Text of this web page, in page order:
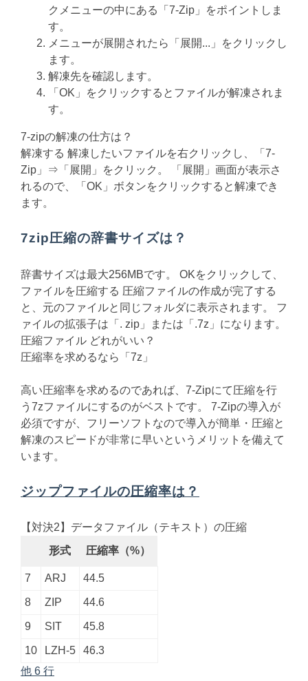
クメニューの中にある「7-Zip」をポイントしま
す。
メニューが展開されたら「展開...」をクリックし
ます。
解凍先を確認します。
「OK」をクリックするとファイルが解凍されま
す。
7-zipの解凍の仕方は？
解凍する 解凍したいファイルを右クリックし、「7-
Zip」⇒「展開」をクリック。 「展開」画面が表示さ
れるので、「OK」ボタンをクリックすると解凍でき
ます。
7zip圧縮の辞書サイズは？
辞書サイズは最大256MBです。 OKをクリックして、
ファイルを圧縮する 圧縮ファイルの作成が完了する
と、元のファイルと同じフォルダに表示されます。 フ
ァイルの拡張子は「. zip」または「.7z」になります。
圧縮ファイル どれがいい？
圧縮率を求めるなら「7z」
高い圧縮率を求めるのであれば、7-Zipにて圧縮を行
う7zファイルにするのがベストです。 7-Zipの導入が
必須ですが、フリーソフトなので導入が簡単・圧縮と
解凍のスピードが非常に早いというメリットを備えて
います。
ジップファイルの圧縮率は？
【対決2】データファイル（テキスト）の圧縮
形式
圧縮率（%）
7 ARJ 44.5
8 ZIP 44.6
9 SIT 45.8
10 LZH-5
46.3
他 6 行